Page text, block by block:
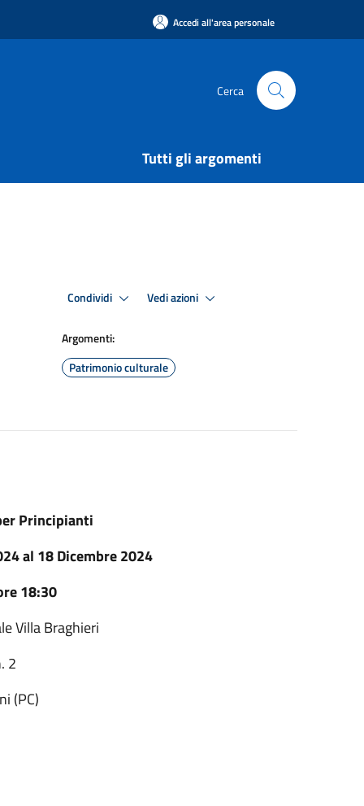
Accedi all'area personale
Cerca
Tutti gli argomenti
Condividi Vedi azioni
Argomenti:
Patrimonio culturale
Principianti
al 18 Dicembre 2024
18:30
Villa Braghieri
2
(PC)